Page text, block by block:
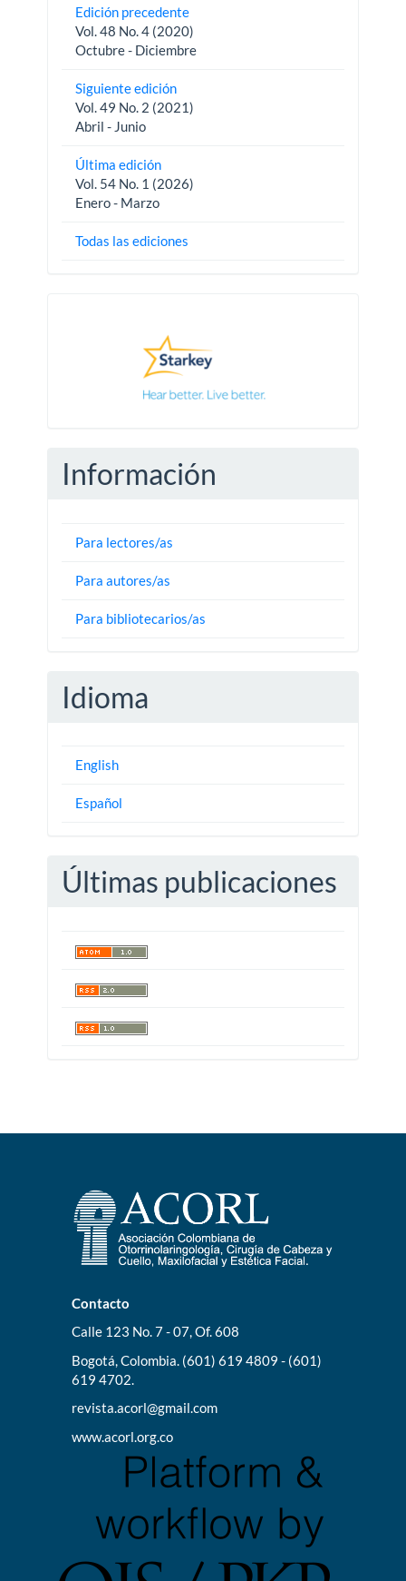
Edición precedente
Vol. 48 No. 4 (2020)
Octubre - Diciembre
Siguiente edición
Vol. 49 No. 2 (2021)
Abril - Junio
Última edición
Vol. 54 No. 1 (2026)
Enero - Marzo
Todas las ediciones
Información
Para lectores/as
Para autores/as
Para bibliotecarios/as
Idioma
English
Español
Últimas publicaciones
Contacto
Calle 123 No. 7 - 07, Of. 608
Bogotá, Colombia. (601) 619 4809 - (601)
619 4702.
revista.acorl@gmail.com
www.acorl.org.co